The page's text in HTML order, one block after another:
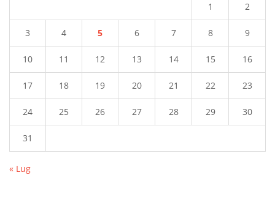
1 2
3 4 5 6 7 8 9
10 11 12 13 14 15 16
17 18 19 20 21 22 23
24 25 26 27 28 29 30
31
« Lug